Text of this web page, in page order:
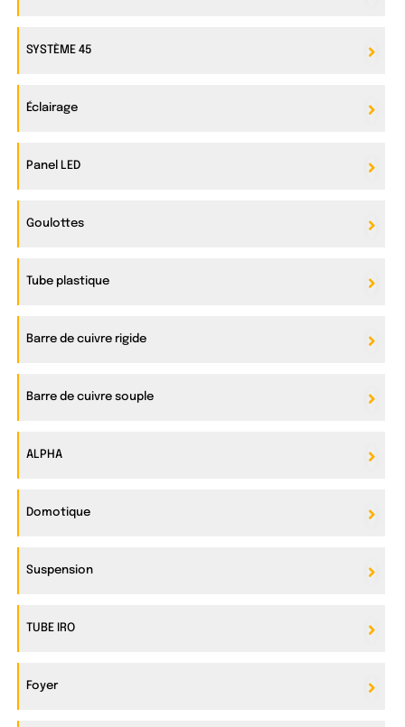
SYSTÈME 45
Éclairage
Panel LED
Goulottes
Tube plastique
Barre de cuivre rigide
Barre de cuivre souple
ALPHA
Domotique
Suspension
TUBE IRO
Foyer